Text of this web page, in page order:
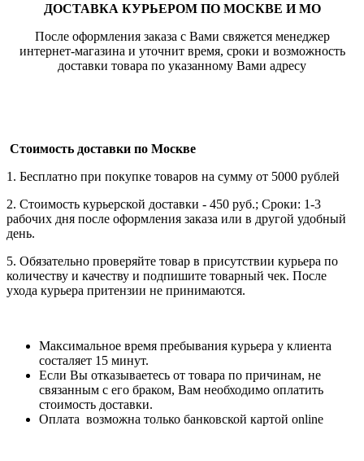
ДОСТАВКА КУРЬЕРОМ ПО МОСКВЕ И МО
После оформления заказа с Вами свяжется менеджер
интернет-магазина и уточнит время, сроки и возможность
доставки товара по указанному Вами адресу
Стоимость доставки по Москве
1. Бесплатно при покупке товаров на сумму от 5000 рублей
2. Стоимость курьерской доставки - 450 руб.; Сроки: 1-3
рабочих дня после оформления заказа или в другой удобный
день.
5. Обязательно проверяйте товар в присутствии курьера по
количеству и качеству и подпишите товарный чек. После
ухода курьера притензии не принимаются.
Максимальное время пребывания курьера у клиента
состаляет 15 минут.
Если Вы отказываетесь от товара по причинам, не
связанным с его браком, Вам необходимо оплатить
стоимость доставки.
Оплата возможна только банковской картой online